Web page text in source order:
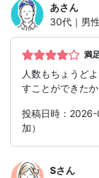
あさん
30代｜男性
満
人数もちょうど
すことができたか
投稿日時：
加）
Sさん